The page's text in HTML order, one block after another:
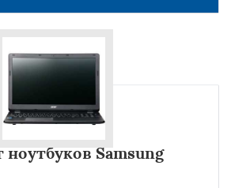
ноутбуков Samsung
на обработку персональных данных